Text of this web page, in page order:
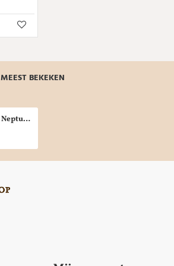
MEEST BEKEKEN
Agrippa - Neptunus AS (MA2148)